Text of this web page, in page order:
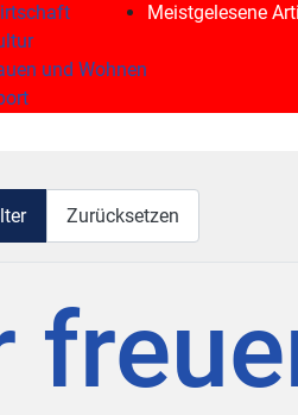
und Wohnen
Meistgelesene
Zurücksetzen